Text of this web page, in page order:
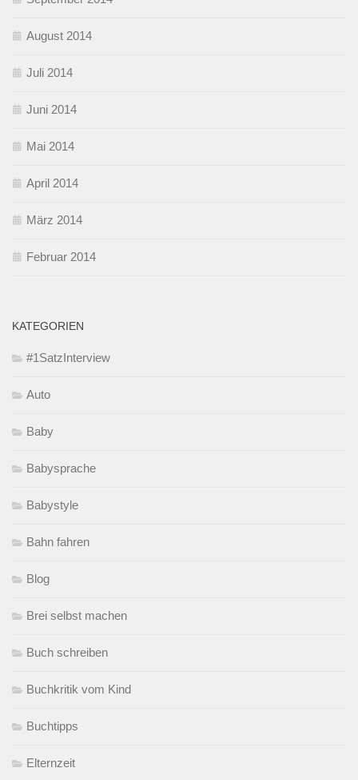
August 2014
Juli 2014
Juni 2014
Mai 2014
April 2014
März 2014
Februar 2014
KATEGORIEN
#1SatzInterview
Auto
Baby
Babysprache
Babystyle
Bahn fahren
Blog
Brei selbst machen
Buch schreiben
Buchkritik vom Kind
Buchtipps
Elternzeit